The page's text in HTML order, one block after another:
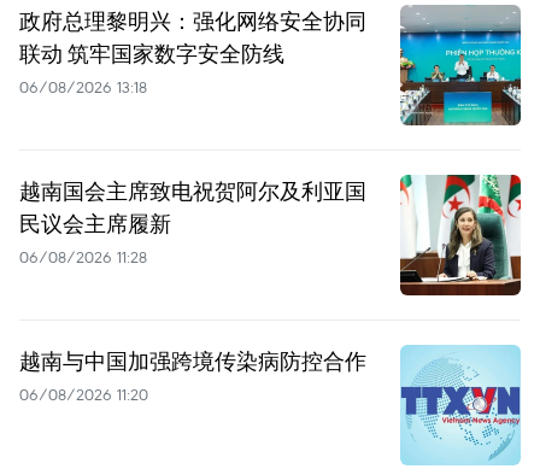
政府总理黎明兴：强化网络安全协同
联动 筑牢国家数字安全防线
06/08/2026 13:18
越南国会主席致电祝贺阿尔及利亚国
民议会主席履新
06/08/2026 11:28
越南与中国加强跨境传染病防控合作
06/08/2026 11:20